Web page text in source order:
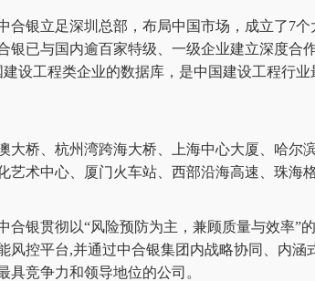
合银立足深圳总部，布局中国市场，成立了7个
银已与国内逾百家特级、一级企业建立深度合
设工程类企业的数据库，是中国建设工程行
大桥、杭州湾跨海大桥、上海中心大厦、哈尔
艺术中心、厦门火车站、西部沿海高速、珠海
合银贯彻以“风险预防为主，兼顾质量与效率”
风控平台,并通过中合银集团内战略协同、内
竞争力和领导地位的公司。